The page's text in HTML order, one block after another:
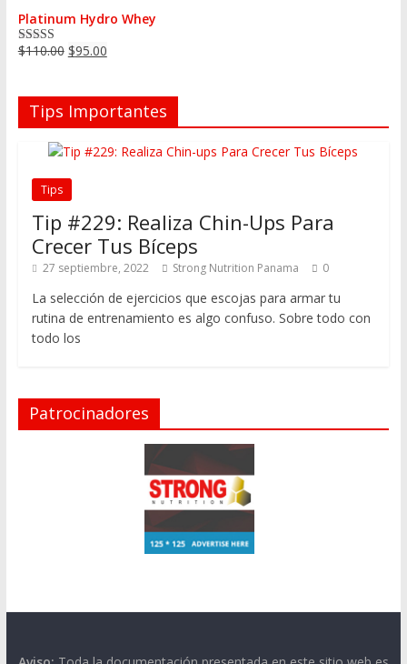
Platinum Hydro Whey
Valorado en
$110.00 $95.00
Tips Importantes
Tips
Tip #229: Realiza Chin-Ups Para
Crecer Tus Bíceps
27 septiembre, 2022 Strong Nutrition Panama 0
La selección de ejercicios que escojas para armar tu
rutina de entrenamiento es algo confuso. Sobre todo con
todo los
Patrocinadores